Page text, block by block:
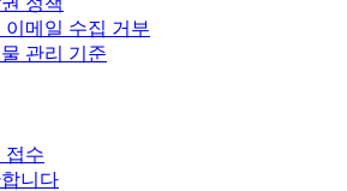
이메일 수집 거부
관리 기준
접수
니다